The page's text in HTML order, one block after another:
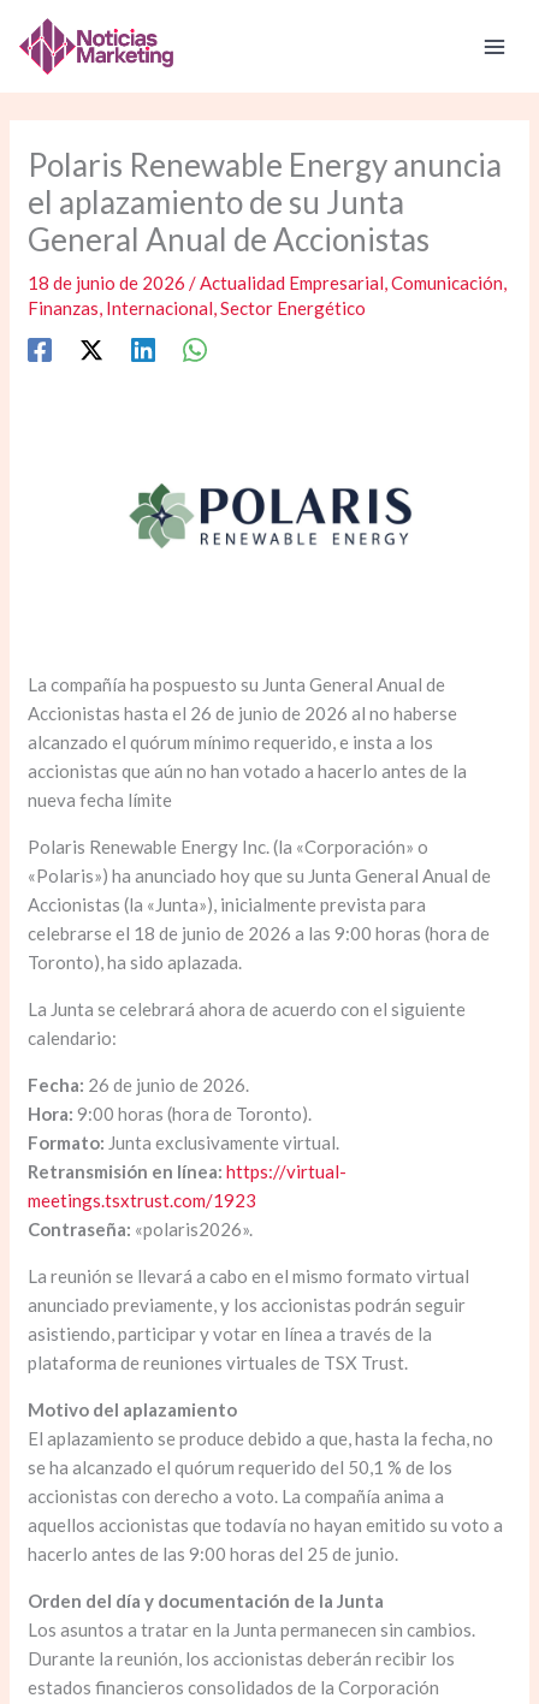
contenido
Polaris Renewable Energy anuncia
el aplazamiento de su Junta
General Anual de Accionistas
18 de junio de 2026/Actualidad Empresarial,Comunicación,
Finanzas, Internacional,Sector Energético
La compañía ha pospuesto su Junta General Anual de
Accionistas hasta el 26 de junio de 2026 al no haberse
alcanzado el quórum mínimo requerido, e insta a los
accionistas que aún no han votado a hacerlo antes de la
nueva fecha límite
Polaris Renewable Energy Inc. (la «Corporación» o
«Polaris») ha anunciado hoy que su Junta General Anual de
Accionistas (la «Junta»), inicialmente prevista para
celebrarse el 18 de junio de 2026 a las 9:00 horas (hora de
Toronto), ha sido aplazada.
La Junta se celebrará ahora de acuerdo con el siguiente
calendario:
Fecha: 26 de junio de 2026.
Hora: 9:00 horas (hora de Toronto).
Formato: Junta exclusivamente virtual.
Retransmisión en línea: https://virtual-
meetings.tsxtrust.com/1923
Contraseña: «polaris2026».
La reunión se llevará a cabo en el mismo formato virtual
anunciado previamente, y los accionistas podrán seguir
asistiendo, participar y votar en línea a través de la
plataforma de reuniones virtuales de TSX Trust.
Motivo del aplazamiento
El aplazamiento se produce debido a que, hasta la fecha, no
se ha alcanzado el quórum requerido del 50,1 % de los
accionistas con derecho a voto. La compañía anima a
aquellos accionistas que todavía no hayan emitido su voto a
hacerlo antes de las 9:00 horas del 25 de junio.
Orden del día y documentación de la Junta
Los asuntos a tratar en la Junta permanecen sin cambios.
Durante la reunión, los accionistas deberán recibir los
estados financieros consolidados de la Corporación